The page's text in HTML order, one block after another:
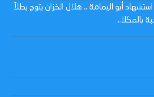
أبو اليمامة .. هلال الخزان يتوج بطلاً
بالمكلا..